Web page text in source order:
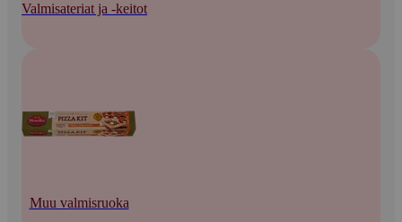
Valmisateriat ja -keitot
Muu valmisruoka